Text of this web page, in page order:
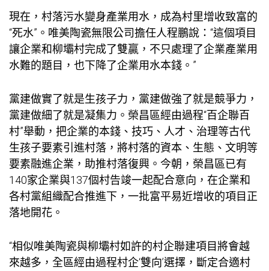
現在，村落污水變身產業用水，成為村里增收致富的
“死水”。唯美陶瓷無限公司擔任人程鵬說：“這個項目
讓企業和柳壩村完成了雙贏，不只處理了企業產業用
水難的題目，也下降了企業用水本錢。”
黨建做實了就是生孩子力，黨建做強了就是競爭力，
黨建做細了就是凝集力。榮昌區經由過程“百企聯百
村”舉動，把企業的本錢、技巧、人才、治理等古代
生孩子要素引進村落，將村落的資本、生態、文明等
要素融進企業，助推村落復興。今朝，榮昌區已有
140家企業與137個村告竣一起配合意向，在企業和
各村黨組織配合推進下，一批富平易近增收的項目正
落地開花。
“相似唯美陶瓷與柳壩村如許的村企聯建項目將會越
來越多，全區經由過程村企‘雙向’選擇，斷定合適村